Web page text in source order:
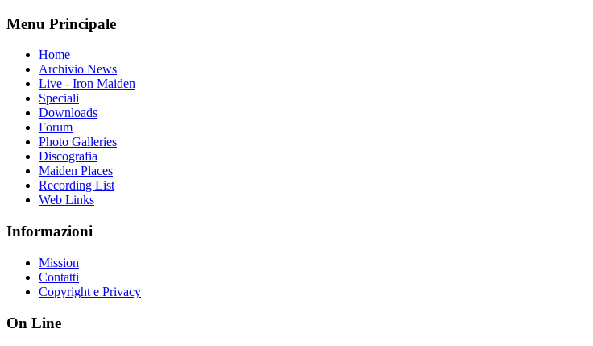
Menu Principale
Home
Archivio News
Live - Iron Maiden
Speciali
Downloads
Forum
Photo Galleries
Discografia
Maiden Places
Recording List
Web Links
Informazioni
Mission
Contatti
Copyright e Privacy
On Line